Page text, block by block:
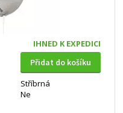
IHNED K EXPEDICI
Přidat do košíku
Stříbrná
Ne